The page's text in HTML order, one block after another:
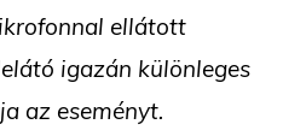
ellátott
igazán különleges
az eseményt.